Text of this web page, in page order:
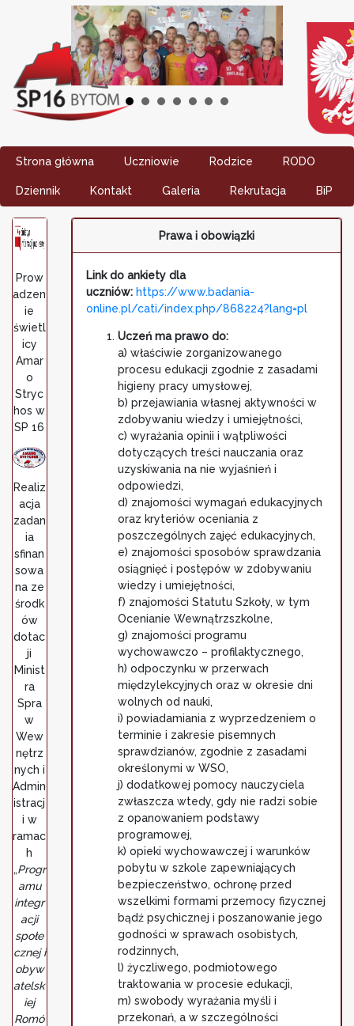
Strona główna Uczniowie Rodzice RODO
Dziennik Kontakt Galeria Rekrutacja BiP
Prow
adzen
ie
świetl
icy
Amar
o
Stryc
hos w
SP 16
Realiz
acja
zadan
ia
sfinan
sowa
na ze
środk
ów
dotac
ji
Minist
ra
Spra
w
Wew
nętrz
nych i
Admin
istracj
i w
ramac
h
„Progr
amu
integr
acji
społe
cznej i
obyw
atelsk
iej
Romó
Prawa i obowiązki
Link do ankiety dla
uczniów: https://www.badania-
online.pl/cati/index.php/868224?lang=pl
Uczeń ma prawo do:
a) właściwie zorganizowanego
procesu edukacji zgodnie z zasadami
higieny pracy umysłowej,
b) przejawiania własnej aktywności w
zdobywaniu wiedzy i umiejętności,
c) wyrażania opinii i wątpliwości
dotyczących treści nauczania oraz
uzyskiwania na nie wyjaśnień i
odpowiedzi,
d) znajomości wymagań edukacyjnych
oraz kryteriów oceniania z
poszczególnych zajęć edukacyjnych,
e) znajomości sposobów sprawdzania
osiągnięć i postępów w zdobywaniu
wiedzy i umiejętności,
f) znajomości Statutu Szkoły, w tym
Ocenianie Wewnątrzszkolne,
g) znajomości programu
wychowawczo – profilaktycznego,
h) odpoczynku w przerwach
międzylekcyjnych oraz w okresie dni
wolnych od nauki,
i) powiadamiania z wyprzedzeniem o
terminie i zakresie pisemnych
sprawdzianów, zgodnie z zasadami
określonymi w WSO,
j) dodatkowej pomocy nauczyciela
zwłaszcza wtedy, gdy nie radzi sobie
z opanowaniem podstawy
programowej,
k) opieki wychowawczej i warunków
pobytu w szkole zapewniających
bezpieczeństwo, ochronę przed
wszelkimi formami przemocy fizycznej
bądź psychicznej i poszanowanie jego
godności w sprawach osobistych,
rodzinnych,
l) życzliwego, podmiotowego
traktowania w procesie edukacji,
m) swobody wyrażania myśli i
przekonań, a w szczególności